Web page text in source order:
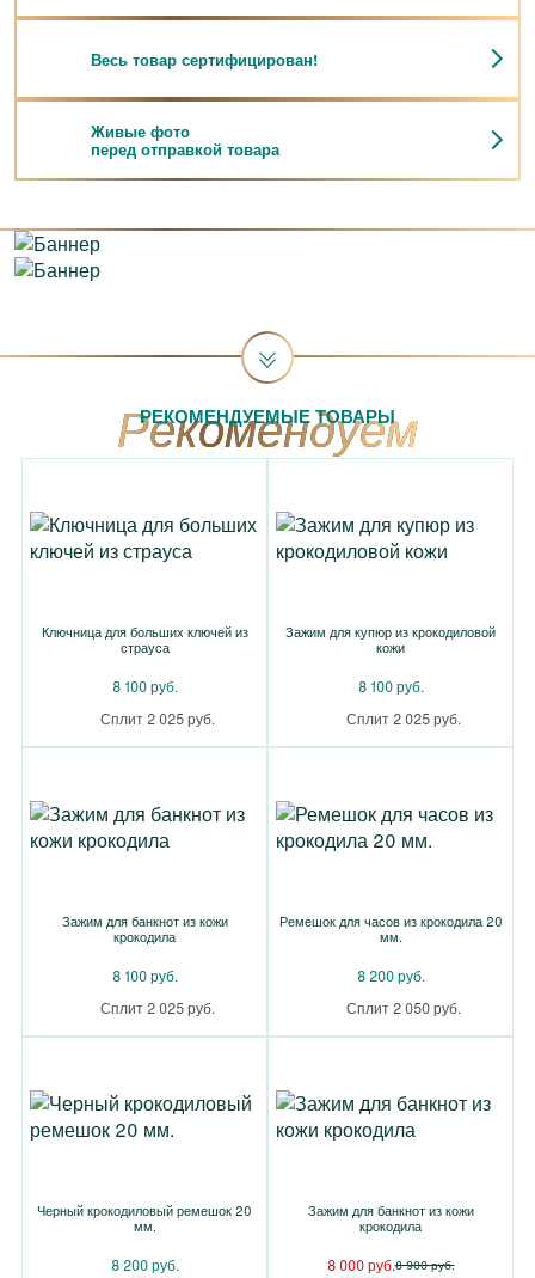
Весь товар сертифицирован!
Живые фото
перед отправкой товара
РЕКОМЕНДУЕМЫЕ ТОВАРЫ
Ключница для больших ключей из
страуса
8 100 руб.
Сплит 2 025 руб.
Зажим для купюр из крокодиловой
кожи
8 100 руб.
Сплит 2 025 руб.
Зажим для банкнот из кожи
крокодила
8 100 руб.
Сплит 2 025 руб.
Ремешок для часов из крокодила 20
мм.
8 200 руб.
Сплит 2 050 руб.
Черный крокодиловый ремешок 20
мм.
8 200 руб.
Зажим для банкнот из кожи
крокодила
8 000 руб.8 900 руб.